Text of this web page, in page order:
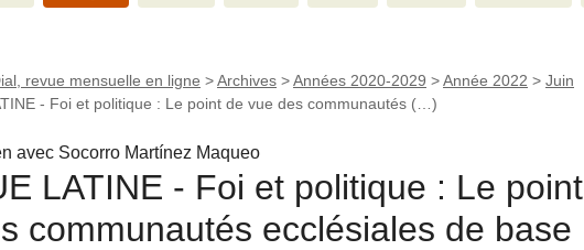
revue mensuelle en ligne >Archives >Années 2020-2029 >Année 2022 > Juin
- Foi et politique : Le point de vue des communautés (…)
avec Socorro Martínez Maqueo
LATINE - Foi et politique : Le point
communautés ecclésiales de base